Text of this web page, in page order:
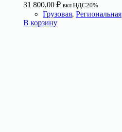
31 800,00 ₽ вкл НДС20%
Грузовая, Региональная
В корзину